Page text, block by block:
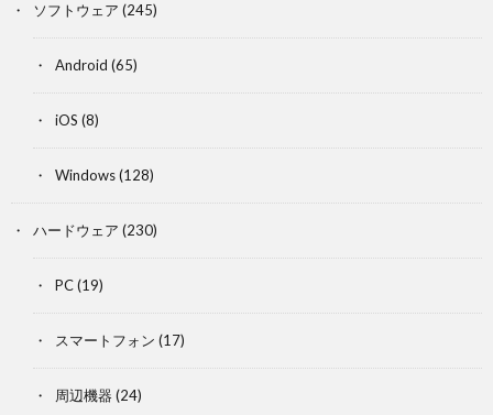
ソフトウェア (245)
Android (65)
iOS (8)
Windows(128)
ハードウェア (230)
PC(19)
スマートフォン (17)
周辺機器 (24)